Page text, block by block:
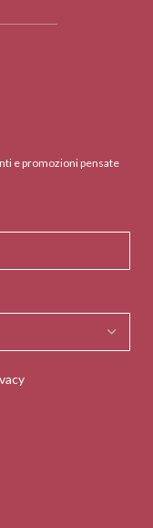
e promozioni pensate